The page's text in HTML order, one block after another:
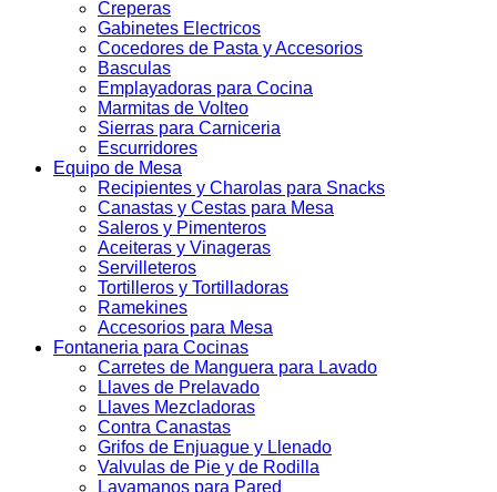
Creperas
Gabinetes Electricos
Cocedores de Pasta y Accesorios
Basculas
Emplayadoras para Cocina
Marmitas de Volteo
Sierras para Carniceria
Escurridores
Equipo de Mesa
Recipientes y Charolas para Snacks
Canastas y Cestas para Mesa
Saleros y Pimenteros
Aceiteras y Vinageras
Servilleteros
Tortilleros y Tortilladoras
Ramekines
Accesorios para Mesa
Fontaneria para Cocinas
Carretes de Manguera para Lavado
Llaves de Prelavado
Llaves Mezcladoras
Contra Canastas
Grifos de Enjuague y Llenado
Valvulas de Pie y de Rodilla
Lavamanos para Pared